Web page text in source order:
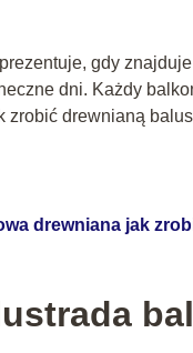
gdy
dni. Każdy
zrobić drewnianą
drewniana jak